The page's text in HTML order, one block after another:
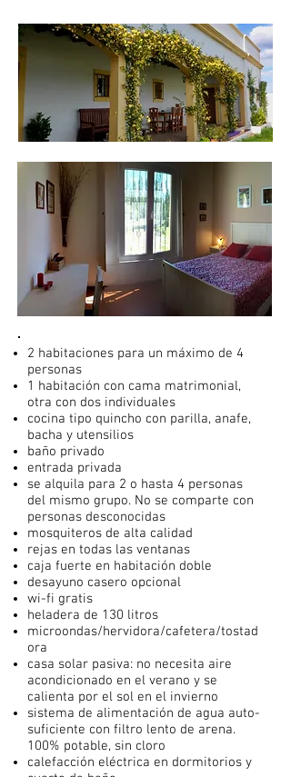
2 habitaciones para un máximo de 4
personas
1 habitación con cama matrimonial,
otra con dos individuales
cocina tipo quincho con parilla, anafe,
bacha y utensilios
baño privado
entrada privada
se alquila para 2 o hasta 4 personas
del mismo grupo. No se comparte con
personas desconocidas
mosquiteros de alta calidad
rejas en todas las ventanas
caja fuerte en habitación doble
desayuno casero opcional
wi-fi gratis
heladera de 130 litros
microondas/hervidora/cafetera/tostad
ora
casa solar pasiva: no necesita aire
acondicionado en el verano y se
calienta por el sol en el invierno
sistema de alimentación de agua auto-
suficiente con filtro lento de arena.
100% potable, sin cloro
calefacción eléctrica en dormitorios y